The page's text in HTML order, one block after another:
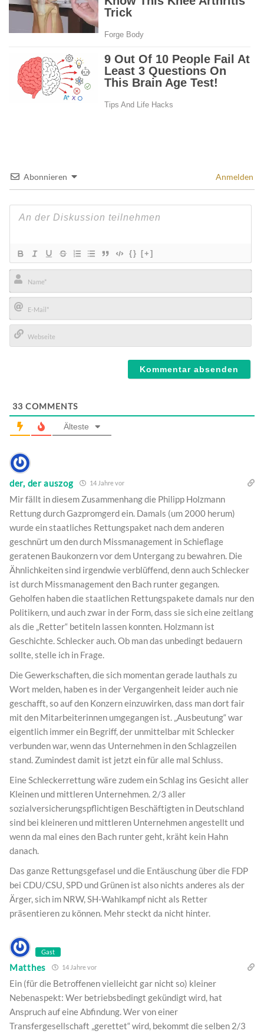
Abonnieren Anmelden
{} [+]
Name*
E-
Mail*
33 COMMENTS
Älteste
der, der auszog 14 Jahre vor
Mir fällt in diesem Zusammenhang die Philipp Holzmann
Rettung durch Gazpromgerd ein. Damals (um 2000 herum)
wurde ein staatliches Rettungspaket nach dem anderen
geschnürt um den durch Missmanagement in Schieflage
geratenen Baukonzern vor dem Untergang zu bewahren. Die
Ähnlichkeiten sind irgendwie verblüffend, denn auch Schlecker
ist durch Missmanagement den Bach runter gegangen.
Geholfen haben die staatlichen Rettungspakete damals nur den
Politikern, und auch zwar in der Form, dass sie sich eine zeitlang
als die „Retter“ betiteln lassen konnten. Holzmann ist
Geschichte. Schlecker auch. Ob man das unbedingt bedauern
sollte, stelle ich in Frage.
Die Gewerkschaften, die sich momentan gerade lauthals zu
Wort melden, haben es in der Vergangenheit leider auch nie
geschafft, so auf den Konzern einzuwirken, dass man dort fair
mit den Mitarbeiterinnen umgegangen ist. „Ausbeutung“ war
eigentlich immer ein Begriff, der unmittelbar mit Schlecker
verbunden war, wenn das Unternehmen in den Schlagzeilen
stand. Zumindest damit ist jetzt ein für alle mal Schluss.
Eine Schleckerrettung wäre zudem ein Schlag ins Gesicht aller
Kleinen und mittleren Unternehmen. 2/3 aller
sozialversicherungspflichtigen Beschäftigten in Deutschland
sind bei kleineren und mittleren Unternehmen angestellt und
wenn da mal eines den Bach runter geht, kräht kein Hahn
danach.
Das ganze Rettungsgefasel und die Entäuschung über die FDP
bei CDU/CSU, SPD und Grünen ist also nichts anderes als der
Ärger, sich im NRW, SH-Wahlkampf nicht als Retter
präsentieren zu können. Mehr steckt da nicht hinter.
Gast
Matthes 14 Jahre vor
Ein (für die Betroffenen vielleicht gar nicht so) kleiner
Nebenaspekt: Wer betriebsbedingt gekündigt wird, hat
Anspruch auf eine Abfindung. Wer von einer
Transfergesellschaft „gerettet“ wird, bekommt die selben 2/3